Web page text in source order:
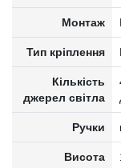
Монтаж
Тип кріплення
Кількість
джерел світла
Ручки
Висота